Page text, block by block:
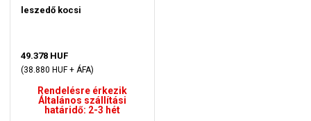
leszedő kocsi
49.378 HUF
(38.880 HUF + ÁFA)
Rendelésre érkezik
Általános szállítási
határidő: 2-3 hét